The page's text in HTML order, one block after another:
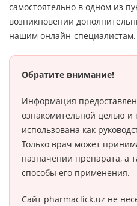
самостоятельно в одном из
возникновении
нашим онлайн-специалистам.
Обратите внимание!
Информация
ознакомительной целью и
использована как
Только врач может
назначении препарата, а
способы его применения.
Сайт pharmaclick.uz не